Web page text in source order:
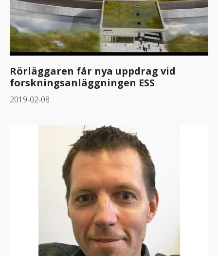
Rörläggaren får nya uppdrag vid
forskningsanläggningen ESS
2019-02-08